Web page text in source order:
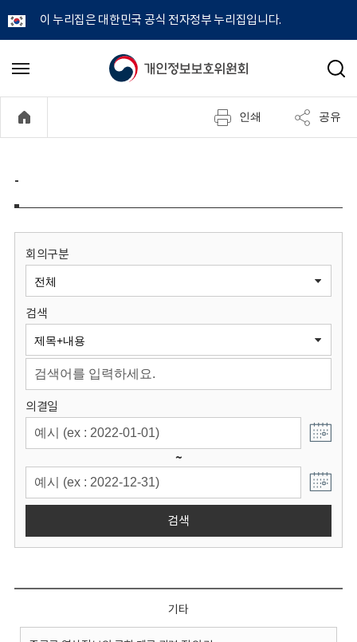
이 누리집은 대한민국 공식 전자정부 누리집입니다.
개
정
보
원
회
메
기
검
인쇄 공유
-
회의구분
검색
의결일
~
검색
기타